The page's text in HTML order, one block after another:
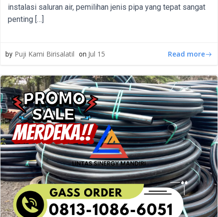
instalasi saluran air, pemilihan jenis pipa yang tepat sangat
penting […]
by Puji Kami Birisalatil on Jul 15 Read more